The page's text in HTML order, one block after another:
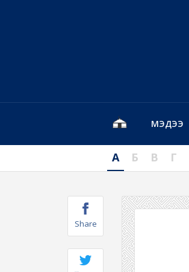
МЭДЭЭ
А Б В Г
Share